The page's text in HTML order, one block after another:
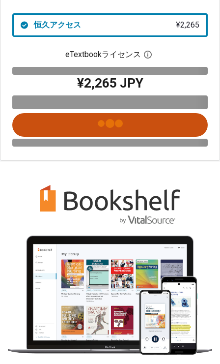
恒久アクセス ¥2,265
eTextbookライセンス デジタルライセン
¥2,265 JPY